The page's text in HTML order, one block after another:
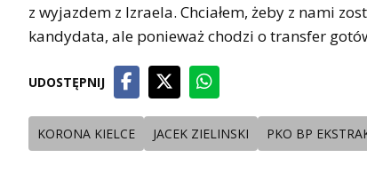
z wyjazdem z Izraela. Chciałem, żeby z nami
kandydata, ale ponieważ chodzi o transfer
UDOSTĘPNIJ
KORONA KIELCE JACEK ZIELINSKI PKO BP